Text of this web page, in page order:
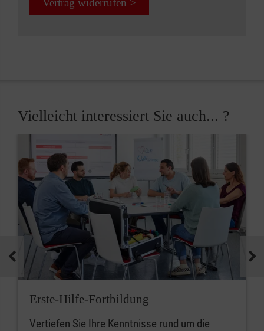
Vertrag widerrufen >
Vielleicht interessiert Sie auch... ?
Erste-Hilfe-Fortbildung
Vertiefen Sie Ihre Kenntnisse rund um die